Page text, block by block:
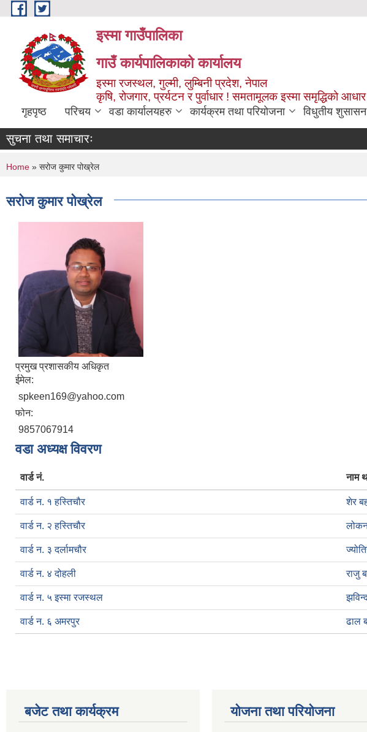
Skip to main content
इस्मा गाउँपालिका
गाउँ कार्यपालिकाको कार्यालय
इस्मा रजस्थल, गुल्मी, लुम्बिनी प्रदेश, नेपाल
कृषि, रोजगार, प्रर्यटन र पुर्वाधार ! समतामूलक इस्मा समृद्धिको
गृहपृष्ठ परिचय वडा कार्यालयहरु कार्यक्रम तथा परियोजना विधुतीय
सुचना तथा समाचारः
You are here
Home » सरोज कुमार पोख्रेल
सरोज कुमार पोख्रेल
प्रमुख प्रशासकीय अधिकृत
ईमेल:
spkeen169@yahoo.com
फोन:
9857067914
वडा अध्यक्ष विवरण
वार्ड नं. नाम
वार्ड न. १ हस्तिचौर शेर
वार्ड न. २ हस्तिचौर
वार्ड न. ३ दर्लामचौर
वार्ड न. ४ दोहली राजु
वार्ड न. ५ इस्मा रजस्थल
वार्ड न. ६ अमरपुर ढाल
बजेट तथा कार्यक्रम योजना तथा परियोजना